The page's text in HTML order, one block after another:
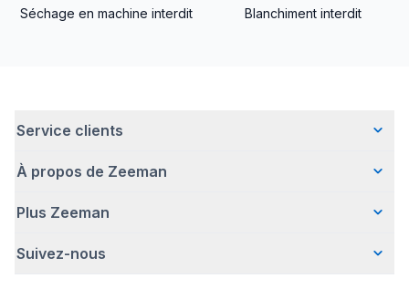
Séchage en machine interdit Blanchiment interdit
Service clients
Questions fréquentes
Livraison
Retour d'articles
À propos de Zeeman
Qui sommes-nous ?
Une entreprise responsable
Plus Zeeman
Communiqué de presse
Suivez-nous